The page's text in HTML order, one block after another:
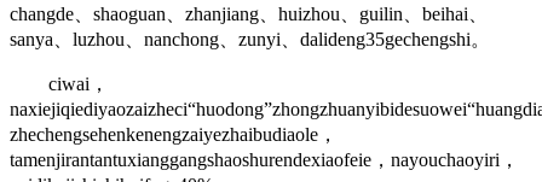
changde、shaoguan、zhanjiang、huizhou、guilin、beihai、
sanya、luzhou、nanchong、zunyi、dalideng35gechengshi。
ciwai，
zhechengsehenkenengzaiyezhaibudiaole，
tamenjirantantuxianggangshaoshurendexiaofeie，nayouchaoyiri，